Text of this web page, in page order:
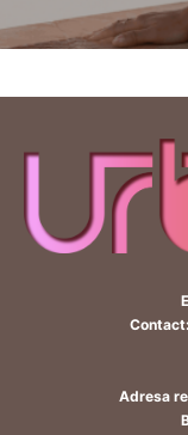
Adresa